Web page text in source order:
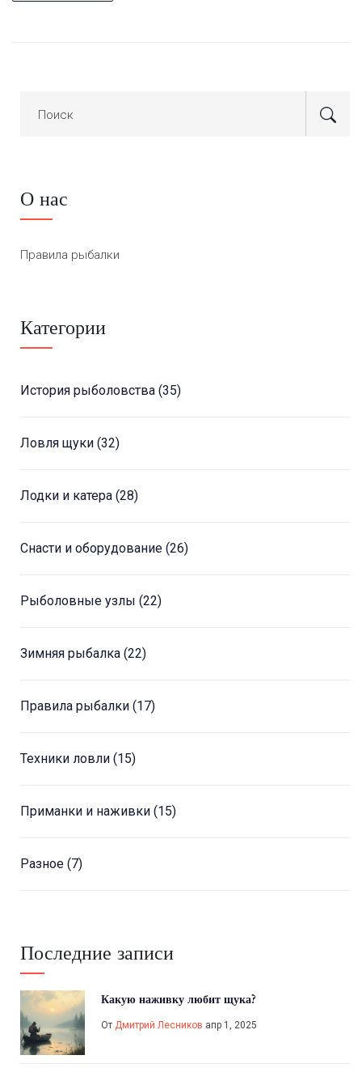
О нас
Правила рыбалки
Категории
История рыболовства (35)
Ловля щуки (32)
Лодки и катера (28)
Снасти и оборудование (26)
Рыболовные узлы (22)
Зимняя рыбалка (22)
Правила рыбалки (17)
Техники ловли (15)
Приманки и наживки (15)
Разное (7)
Последние записи
Какую наживку любит щука?
От Дмитрий Лесников апр 1, 2025